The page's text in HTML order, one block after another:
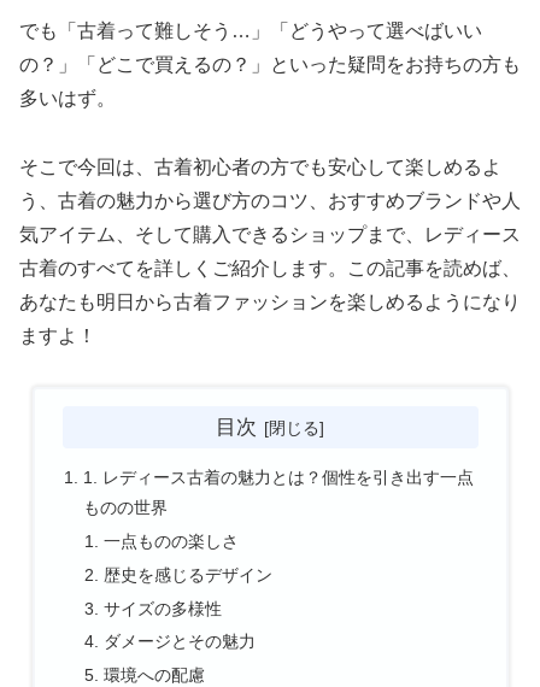
でも「古着って難しそう…」「どうやって選べばいい
の？」「どこで買えるの？」といった疑問をお持ちの方も
多いはず。
そこで今回は、古着初心者の方でも安心して楽しめるよ
う、古着の魅力から選び方のコツ、おすすめブランドや人
気アイテム、そして購入できるショップまで、レディース
古着のすべてを詳しくご紹介します。この記事を読めば、
あなたも明日から古着ファッションを楽しめるようになり
ますよ！
目次
1. レディース古着の魅力とは？個性を引き出す一点
ものの世界
一点ものの楽しさ
歴史を感じるデザイン
サイズの多様性
ダメージとその魅力
環境への配慮